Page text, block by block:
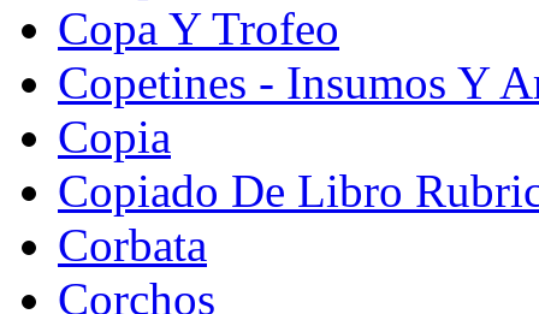
Copa Y Trofeo
Copetines - Insumos Y
Copia
Copiado De Libro
Corbata
Corchos